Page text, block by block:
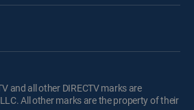
and all other DIRECTV marks are
All other marks are the property of their